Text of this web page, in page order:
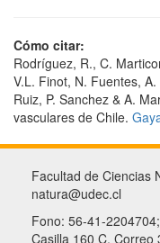
Cómo citar:
Rodríguez, R., C.
V.L. Finot, N. Fuentes,
Ruiz, P. Sanchez & A.
vasculares de Chile.
Facultad de Ciencias
natura@udec.cl
Fono: 56-41-
Casilla 160 C, Correo